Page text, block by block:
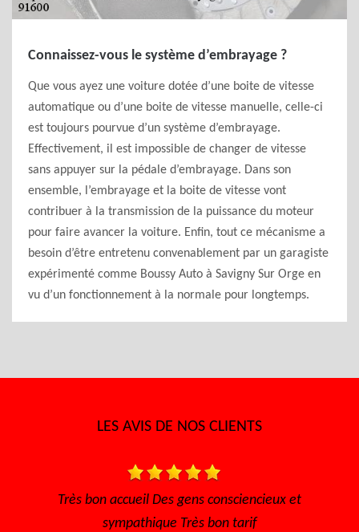
Connaissez-vous le système d’embrayage ?
Que vous ayez une voiture dotée d’une boite de vitesse
automatique ou d’une boite de vitesse manuelle, celle-ci
est toujours pourvue d’un système d’embrayage.
Effectivement, il est impossible de changer de vitesse
sans appuyer sur la pédale d’embrayage. Dans son
ensemble, l’embrayage et la boite de vitesse vont
contribuer à la transmission de la puissance du moteur
pour faire avancer la voiture. Enfin, tout ce mécanisme a
besoin d’être entretenu convenablement par un garagiste
expérimenté comme Boussy Auto à Savigny Sur Orge en
vu d’un fonctionnement à la normale pour longtemps.
LES AVIS DE NOS CLIENTS
Très bon accueil Des gens consciencieux et
sympathique Très bon tarif